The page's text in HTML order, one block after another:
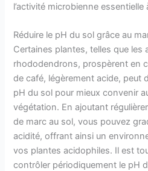
l’activité microbienne
Réduire le pH du sol grâce au
Certaines plantes, telles que les
rhododendrons, prospèrent en
de café, légèrement acide, peut
pH du sol pour mieux convenir
végétation. En ajoutant
de marc au sol, vous pouvez
acidité, offrant ainsi un
vos plantes acidophiles. Il est
contrôler périodiquement le pH